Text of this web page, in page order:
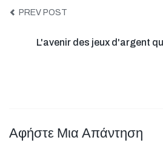
PREV POST
L'avenir des jeux d'argent
Αφήστε Μια Απάντηση